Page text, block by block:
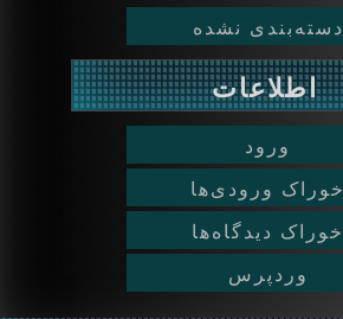
دسته‌بندی نشده
اطلاعات
ورود
خوراک ورودی‌ها
خوراک دیدگاه‌ها
وردپرس